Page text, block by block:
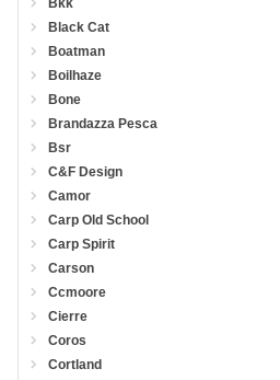
Bkk
Black Cat
Boatman
Boilhaze
Bone
Brandazza Pesca
Bsr
C&F Design
Camor
Carp Old School
Carp Spirit
Carson
Ccmoore
Cierre
Coros
Cortland